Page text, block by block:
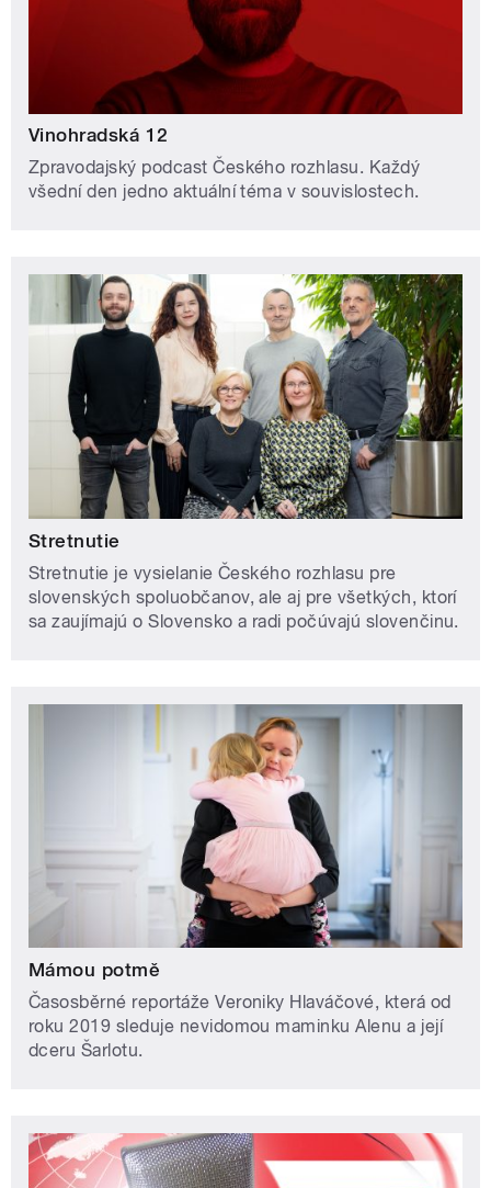
Vinohradská 12
Zpravodajský podcast Českého rozhlasu. Každý
všední den jedno aktuální téma v souvislostech.
Stretnutie
Stretnutie je vysielanie Českého rozhlasu pre
slovenských spoluobčanov, ale aj pre všetkých, ktorí
sa zaujímajú o Slovensko a radi počúvajú slovenčinu.
Mámou potmě
Časosběrné reportáže Veroniky Hlaváčové, která od
roku 2019 sleduje nevidomou maminku Alenu a její
dceru Šarlotu.